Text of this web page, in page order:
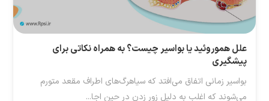
علل هموروئید یا بواسیر چیست؟ به همراه نکاتی برای
پیشگیری
بواسیر زمانی اتفاق می‌افتد که سیاهرگ‌های اطراف مقعد متورم
می‌شوند که اغلب به دلیل زور زدن در حین اجا...